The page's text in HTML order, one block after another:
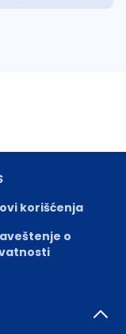
korišćenja
o